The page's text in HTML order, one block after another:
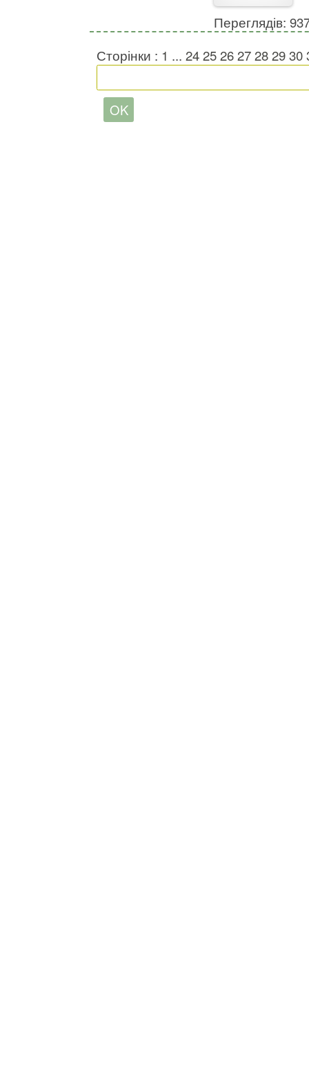
Переглядів:
Сторінки : 1 ... 24252627282930